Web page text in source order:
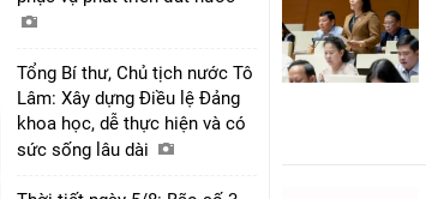
Tổng Bí thư, Chủ tịch nước Tô
Lâm: Xây dựng Điều lệ Đảng
khoa học, dễ thực hiện và có
sức sống lâu dài